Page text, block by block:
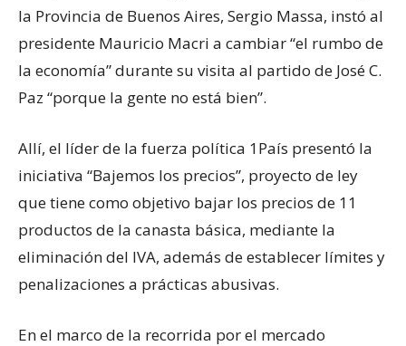
la Provincia de Buenos Aires, Sergio Massa, instó al
presidente Mauricio Macri a cambiar “el rumbo de
la economía” durante su visita al partido de José C.
Paz “porque la gente no está bien”.
Allí, el líder de la fuerza política 1País presentó la
iniciativa “Bajemos los precios”, proyecto de ley
que tiene como objetivo bajar los precios de 11
productos de la canasta básica, mediante la
eliminación del IVA, además de establecer límites y
penalizaciones a prácticas abusivas.
En el marco de la recorrida por el mercado